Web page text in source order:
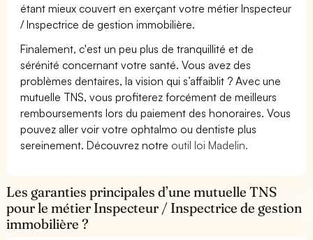
étant mieux couvert en exerçant votre métier Inspecteur
/ Inspectrice de gestion immobilière.
Finalement, c'est un peu plus de tranquillité et de
sérénité concernant votre santé. Vous avez des
problèmes dentaires, la vision qui s’affaiblit ? Avec une
mutuelle TNS, vous profiterez forcément de meilleurs
remboursements lors du paiement des honoraires. Vous
pouvez aller voir votre ophtalmo ou dentiste plus
sereinement. Découvrez notre outil loi Madelin.
Les garanties principales d’une mutuelle TNS
pour le métier Inspecteur / Inspectrice de gestion
immobilière ?